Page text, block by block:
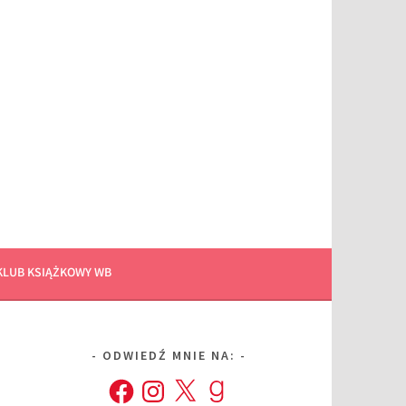
KSIĄŻKOWY WB
ODWIEDŹ MNIE NA:
FacebookInstagram
X Goodreads